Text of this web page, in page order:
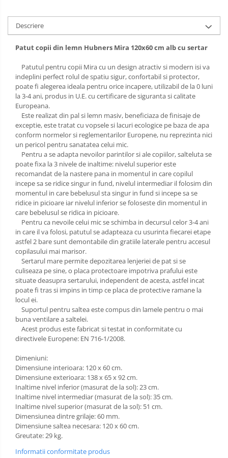
Sac de dormit 130 cm
Sac de dormit 140 cm
Saltele de infasat
Descriere
Patut copii din lemn Hubners Mira 120x60 cm alb cu sertar
Patutul pentru copii Mira cu un design atractiv si modern isi va
indeplini perfect rolul de spatiu sigur, confortabil si protector,
poate fi alegerea ideala pentru orice incapere, utilizabil de la 0 luni
la 3-4 ani, produs in U.E. cu certificare de siguranta si calitate
Europeana.
Este realizat din pal si lemn masiv, beneficiaza de finisaje de
exceptie, este tratat cu vopsele si lacuri ecologice pe baza de apa
conform normelor si reglementarilor Europene, nu reprezinta nici
un pericol pentru sanatatea celui mic.
Pentru a se adapta nevoilor parintilor si ale copiilor, salteluta se
poate fixa la 3 nivele de inaltime: nivelul superior este
recomandat de la nastere pana in momentul in care copilul
incepe sa se ridice singur in fund, nivelul intermediar il folosim din
momentul in care bebelusul sta singur in fund si incepe sa se
ridice in picioare iar nivelul inferior se foloseste din momentul in
care bebelusul se ridica in picioare.
Pentru ca nevoile celui mic se schimba in decursul celor 3-4 ani
in care il va folosi, patutul se adapteaza cu usurinta fiecarei etape
astfel 2 bare sunt demontabile din gratiile laterale pentru accesul
copilasului mai marisor.
Sertarul mare permite depozitarea lenjeriei de pat si se
culiseaza pe sine, o placa protectoare impotriva prafului este
situate deasupra sertarului, independent de acesta, astfel incat
poate fi tras si impins in timp ce placa de protective ramane la
locul ei.
Suportul pentru saltea este compus din lamele pentru o mai
buna ventilare a saltelei.
Acest produs este fabricat si testat in conformitate cu
directivele Europene: EN 716-1/2008.
Dimeniuni:
Dimensiune interioara: 120 x 60 cm.
Dimensiune exterioara: 138 x 65 x 92 cm.
Inaltime nivel inferior (masurat de la sol): 23 cm.
Inaltime nivel intermediar (masurat de la sol): 35 cm.
Inaltime nivel superior (masurat de la sol): 51 cm.
Dimensiunea dintre grilaje: 60 mm.
Dimensiune saltea necesara: 120 x 60 cm.
Greutate: 29 kg.
Informatii conformitate produs